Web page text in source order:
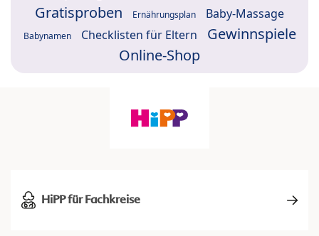
Gratisproben Ernährungsplan Baby-Massage
Babynamen Checklisten für Eltern
Gewinnspiele
Online-Shop
HiPP für Fachkreise